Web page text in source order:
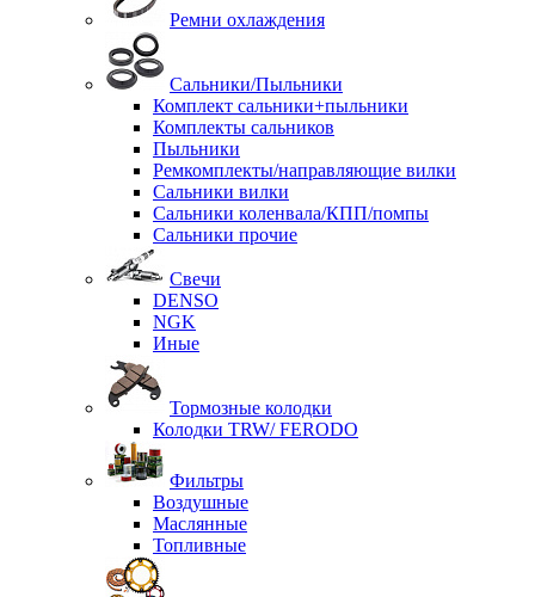
Ремни охлаждения
Сальники/Пыльники
Комплект сальники+пыльники
Комплекты сальников
Пыльники
Ремкомплекты/направляющие вилки
Сальники вилки
Сальники коленвала/КПП/помпы
Сальники прочие
Свечи
DENSO
NGK
Иные
Тормозные колодки
Колодки TRW/ FERODO
Фильтры
Воздушные
Маслянные
Топливные